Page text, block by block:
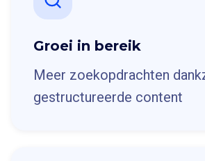
Groei in bereik
Meer zoekopdrachten
gestructureerde content